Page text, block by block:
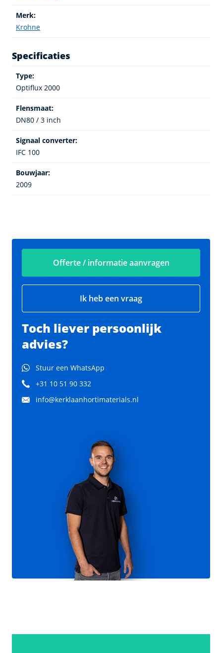
Merk:
Krohne
Specificaties
Type:
Optiflux 2000
Flensmaat:
DN80 / 3 inch
Signaal converter:
IFC 100
Bouwjaar:
2009
Offerte / informatie aanvragen
Ik heb een vraag
Toch liever persoonlijk
advies?
Stuur een WhatsApp
+31 10 51 90 332
info@kerklaanhortimaterials.nl